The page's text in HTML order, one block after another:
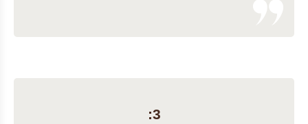
:3